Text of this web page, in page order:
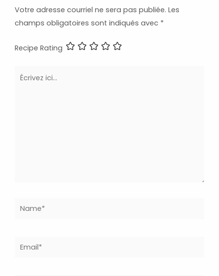
Votre adresse courriel ne sera pas publiée. Les
champs obligatoires sont indiqués avec *
Recipe Rating
Écrivez
Name*
Email*